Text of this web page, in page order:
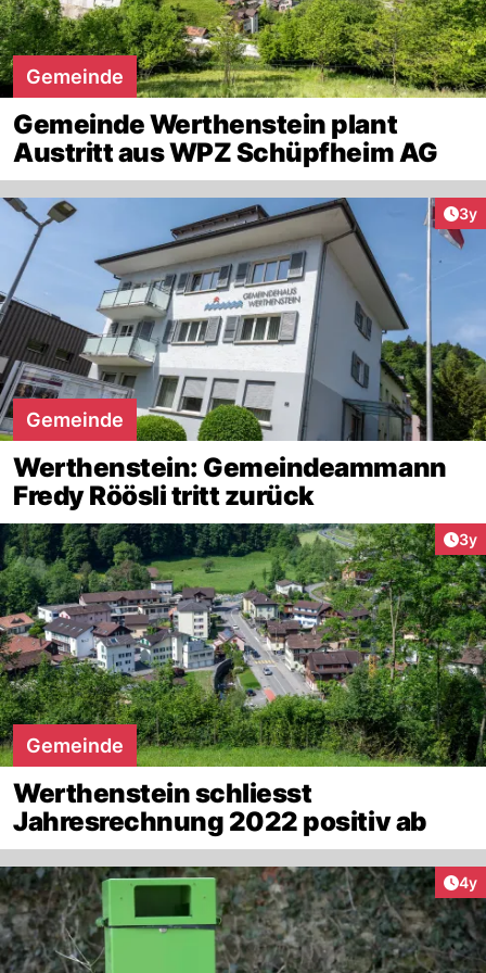
Gemeinde
Gemeinde Werthenstein plant
Austritt aus WPZ Schüpfheim AG
3y
Gemeinde
Werthenstein: Gemeindeammann
Fredy Röösli tritt zurück
3y
Gemeinde
Werthenstein schliesst
Jahresrechnung 2022 positiv ab
4y